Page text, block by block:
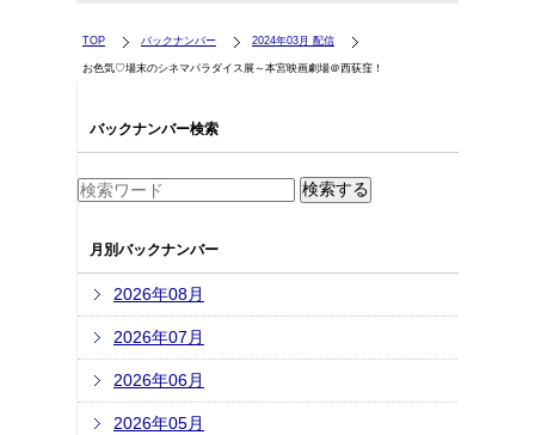
TOP バックナンバー 2024年03月 配信
お色気♡場末のシネマパラダイス展～本宮映画劇場＠西荻窪！
バックナンバー検索
月別バックナンバー
2026年08月
2026年07月
2026年06月
2026年05月